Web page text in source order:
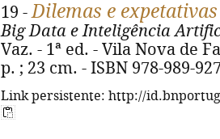
19 -Dilemas e
Big Data e Inteligência
Vaz. - 1ª ed. - Vila Nova de
p. ; 23 cm. - ISBN 978-989-
Link persistente: http://